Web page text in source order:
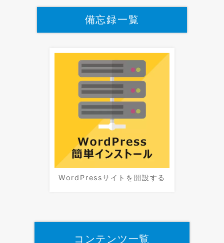
備忘録一覧
WordPressサイトを開設する
コンテンツ一覧